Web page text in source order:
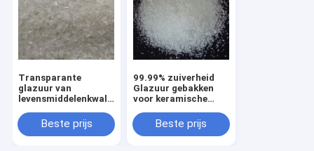
Transparante
glazuur van
levensmiddelenkwaliteit,
of poeder voor
keramiek 99,99%
Beste prijs
99.99% zuiverheid
Glazuur gebakken
voor keramische
65997-18-4
Beste prijs